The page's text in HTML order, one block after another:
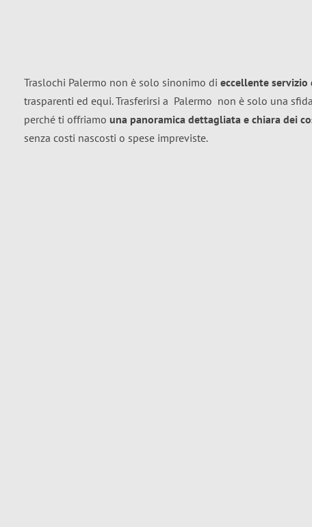
Traslochi Palermo non è solo sinonimo di eccellente servizio
trasparenti ed equi. Trasferirsi a Palermo non è solo una
perché ti offriamo una panoramica dettagliata e chiara dei
senza costi nascosti o spese impreviste.